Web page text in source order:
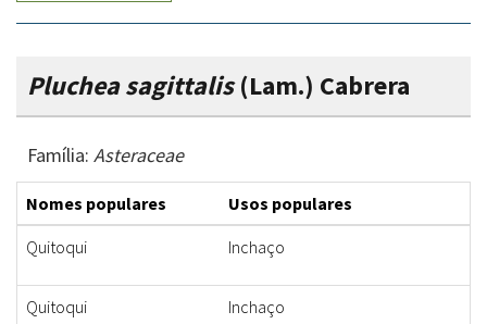
Pluchea sagittalis(Lam.) Cabrera
Família: Asteraceae
Nomes populares
Usos populares
Quitoqui
Inchaço
Quitoqui Inchaço